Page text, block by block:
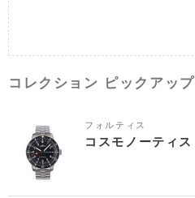
コレクション ピックアップ
フォルティス
コスモノーティス